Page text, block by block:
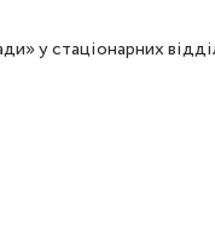
у стаціонарних